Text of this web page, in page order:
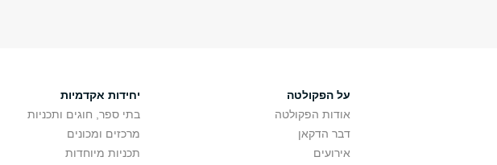
על הפקולטה
אודות הפקולטה
דבר הדקאן
אירועים
יחידות אקדמיות
בתי ספר, חוגים ותכניות
מרכזים ומכונים
תכניות מיוחדות